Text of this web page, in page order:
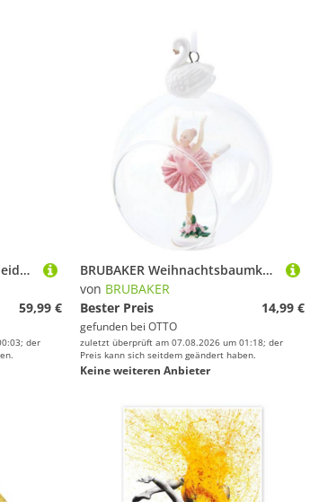
Yhwacyznm Rückenfreie Kleider Für Lateinamerikanische Tänze Tanzbekleidung Für Samba Weich Und Atmungsaktiv Damen Kleidung Mit Paillettenfransen Für Den Ballsaal Cha Cha Tanz,Weiß,S
59,99 €
der
BRUBAKER Weihnachtsbaumkugel Premium Weihnachtskugel Ballerina im rosa Kleid - 10 cm Glas Baumkugel (1 St), Christbaumkugel mit Ballett Tänzerin und Schwan Figur - Weihnachtsdeko
von BRUBAKER
Bester Preis
14,99 €
gefunden bei OTTO
zuletzt überprüft am 07.08.2026 um 01:18; der
Preis kann sich seitdem geändert haben.
Keine weiteren Anbieter